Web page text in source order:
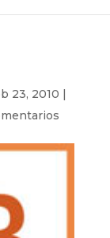
23, 2010 |